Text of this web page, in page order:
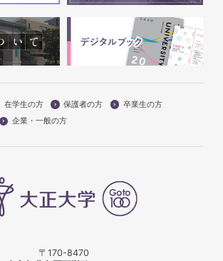
在学生の方 保護者の方
卒業生の方
企業・一般の方
〒170-8470